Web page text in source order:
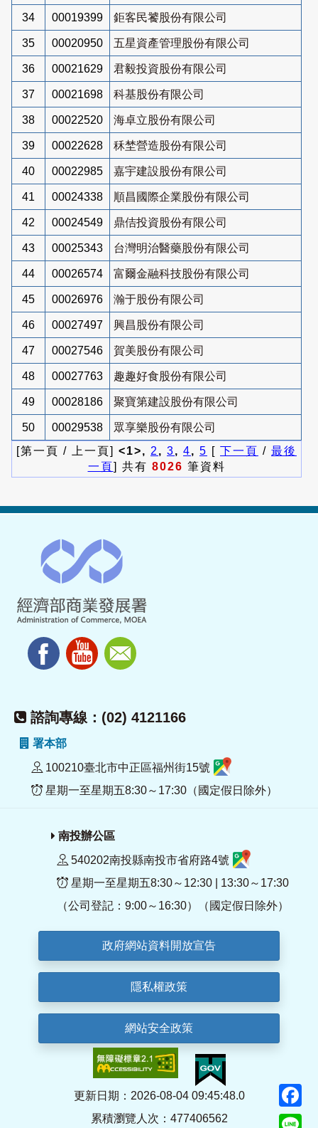
34 00019399 鉅客民饕股份有限公司
35 00020950 五星資產管理股份有限公司
36 00021629 君毅投資股份有限公司
37 00021698 科基股份有限公司
38 00022520 海卓立股份有限公司
39 00022628 秝埜營造股份有限公司
40 00022985 嘉宇建設股份有限公司
41 00024338 順昌國際企業股份有限公司
42 00024549 鼎佶投資股份有限公司
43 00025343 台灣明治醫藥股份有限公司
44 00026574 富爾金融科技股份有限公司
45 00026976 瀚于股份有限公司
46 00027497 興昌股份有限公司
47 00027546 賀美股份有限公司
48 00027763 趣趣好食股份有限公司
49 00028186 聚寶第建設股份有限公司
50 00029538
眾享樂股份有限公司
[第一頁 / 上一頁] <1>, 2 , 3, 4, 5 [ 下一頁 / 最後
一頁] 共有 8026 筆資料
諮詢專線：(02) 4121166
署本部
100210臺北市中正區福州街15號
星期一至星期五8:30～17:30（國定假日除外）
南投辦公區
540202南投縣南投市省府路4號
星期一至星期五8:30～12:30 | 13:30～17:30
（公司登記：9:00～16:30）（國定假日除外）
政府網站資料開放宣告
隱私權政策
網站安全政策
更新日期：2026-08-04 09:45:48.0
累積瀏覽人次：477406562